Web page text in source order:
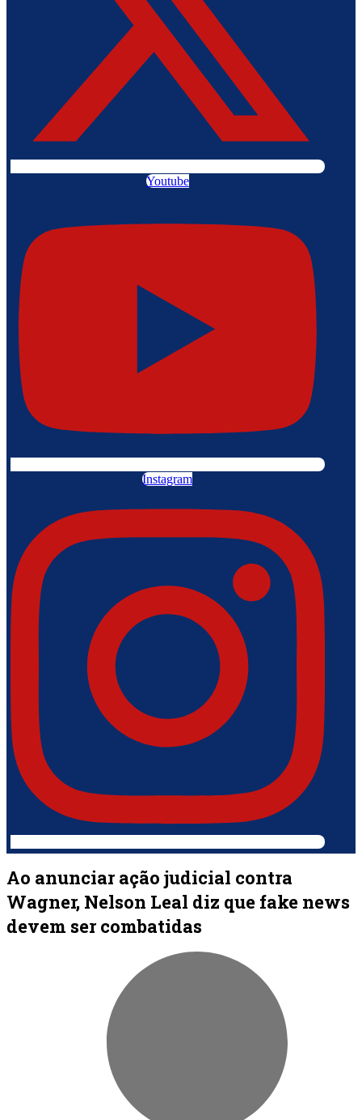
Youtube
Instagram
Ao anunciar ação judicial contra
Wagner, Nelson Leal diz que fake news
devem ser combatidas